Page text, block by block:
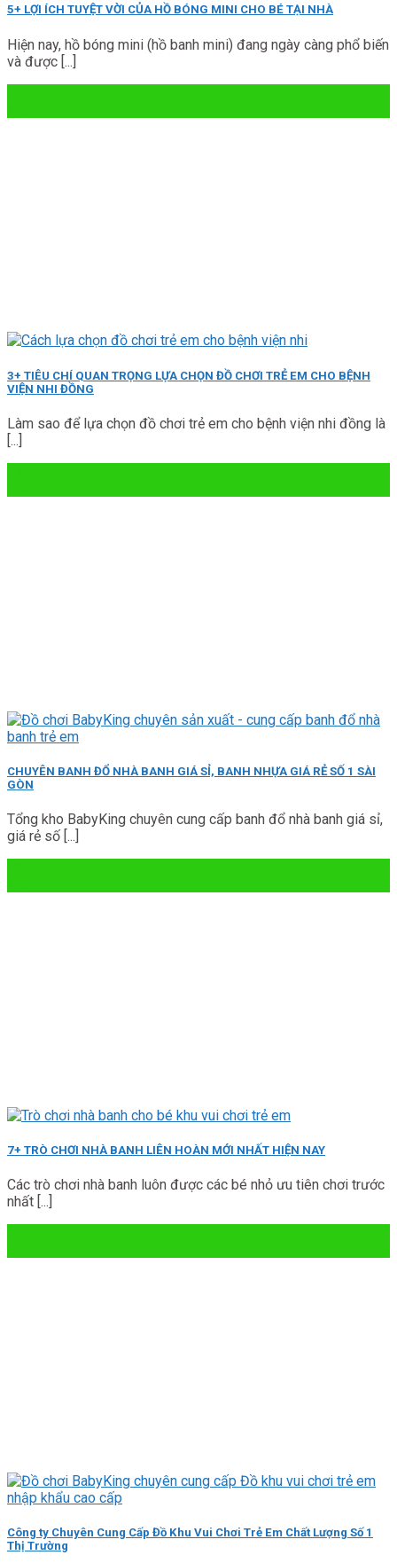
5+ LỢI ÍCH TUYỆT VỜI CỦA HỒ BÓNG MINI CHO BÉ TẠI NHÀ
Hiện nay, hồ bóng mini (hồ banh mini) đang ngày càng phổ biến
và được [...]
3+ TIÊU CHÍ QUAN TRỌNG LỰA CHỌN ĐỒ CHƠI TRẺ EM CHO BỆNH
VIỆN NHI ĐỒNG
Làm sao để lựa chọn đồ chơi trẻ em cho bệnh viện nhi đồng là
[...]
CHUYÊN BANH ĐỔ NHÀ BANH GIÁ SỈ, BANH NHỰA GIÁ RẺ SỐ 1 SÀI
GÒN
Tổng kho BabyKing chuyên cung cấp banh đổ nhà banh giá sỉ,
giá rẻ số [...]
7+ TRÒ CHƠI NHÀ BANH LIÊN HOÀN MỚI NHẤT HIỆN NAY
Các trò chơi nhà banh luôn được các bé nhỏ ưu tiên chơi trước
nhất [...]
Công ty Chuyên Cung Cấp Đồ Khu Vui Chơi Trẻ Em Chất Lượng Số 1
Thị Trường